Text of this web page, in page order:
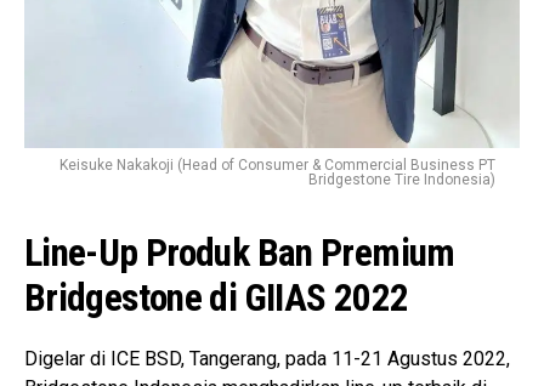
Keisuke Nakakoji (Head of Consumer & Commercial Business PT
Bridgestone Tire Indonesia)
Line-Up Produk Ban Premium
Bridgestone di GIIAS 2022
Digelar di ICE BSD, Tangerang, pada 11-21 Agustus 2022,